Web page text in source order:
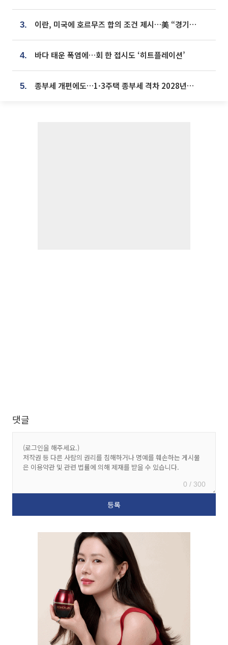
3. 이란, 미국에 호르무즈 합의 조건 제시…美 “경기 아직 안 끝나” [종합]
4. 바다 태운 폭염에…회 한 접시도 ‘히트플레이션’
5. 종부세 개편에도…1·3주택 종부세 격차 2028년부터 확대
댓글
0 / 300